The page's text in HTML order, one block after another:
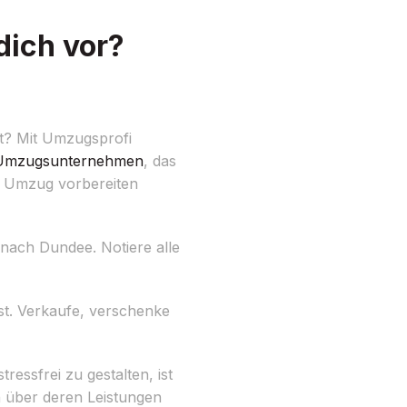
vor?
Mit Umzugsprofi
, das
vorbereiten
Dundee. Notiere alle
Verkaufe, verschenke
zu gestalten, ist
deren Leistungen